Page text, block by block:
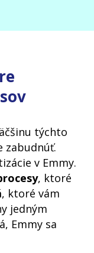
týchto
zabudnúť.
v Emmy.
, ktoré
, ktoré vám
jedným
Emmy sa